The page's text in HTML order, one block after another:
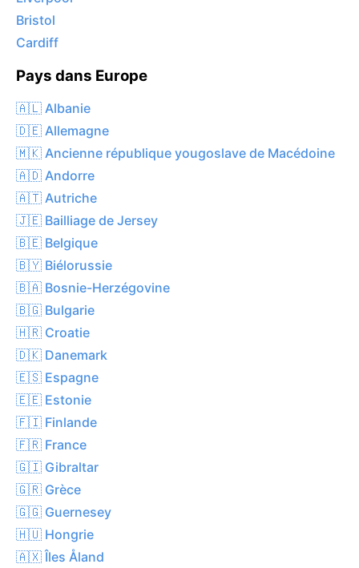
Bristol
Cardiff
Pays dans Europe
🇦🇱 Albanie
🇩🇪 Allemagne
🇲🇰 Ancienne république yougoslave de Macédoine
🇦🇩 Andorre
🇦🇹 Autriche
🇯🇪 Bailliage de Jersey
🇧🇪 Belgique
🇧🇾 Biélorussie
🇧🇦 Bosnie-Herzégovine
🇧🇬 Bulgarie
🇭🇷 Croatie
🇩🇰 Danemark
🇪🇸 Espagne
🇪🇪 Estonie
🇫🇮 Finlande
🇫🇷 France
🇬🇮 Gibraltar
🇬🇷 Grèce
🇬🇬 Guernesey
🇭🇺 Hongrie
🇦🇽 Îles Åland